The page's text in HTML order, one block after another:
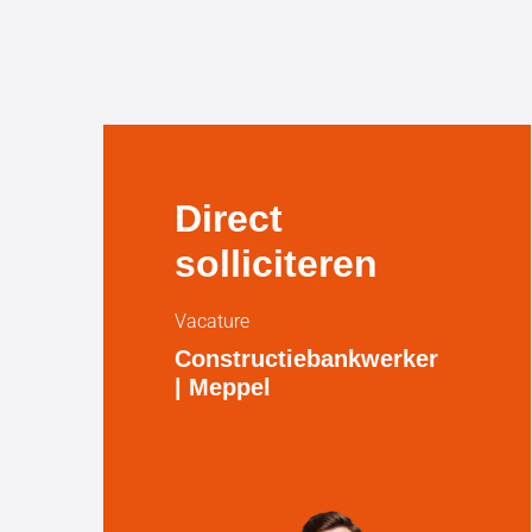
Direct
solliciteren
Vacature
Constructiebankwerker
| Meppel